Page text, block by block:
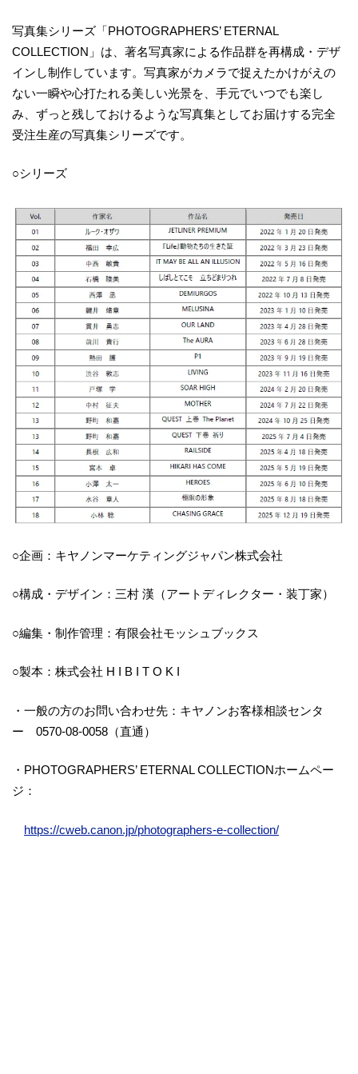
写真集シリーズ「PHOTOGRAPHERS’ ETERNAL
COLLECTION」は、著名写真家による作品群を再構成・デザ
インし制作しています。写真家がカメラで捉えたかけがえの
ない一瞬や心打たれる美しい光景を、手元でいつでも楽し
み、ずっと残しておけるような写真集としてお届けする完全
受注生産の写真集シリーズです。
○シリーズ
○企画：キヤノンマーケティングジャパン株式会社
○構成・デザイン：三村 漢（アートディレクター・装丁家）
○編集・制作管理：有限会社モッシュブックス
○製本：株式会社 H I B I T O K I
・一般の方のお問い合わせ先：キヤノンお客様相談センタ
ー 0570-08-0058（直通）
・PHOTOGRAPHERS’ ETERNAL COLLECTIONホームペー
ジ：
https://cweb.canon.jp/photographers-e-collection/